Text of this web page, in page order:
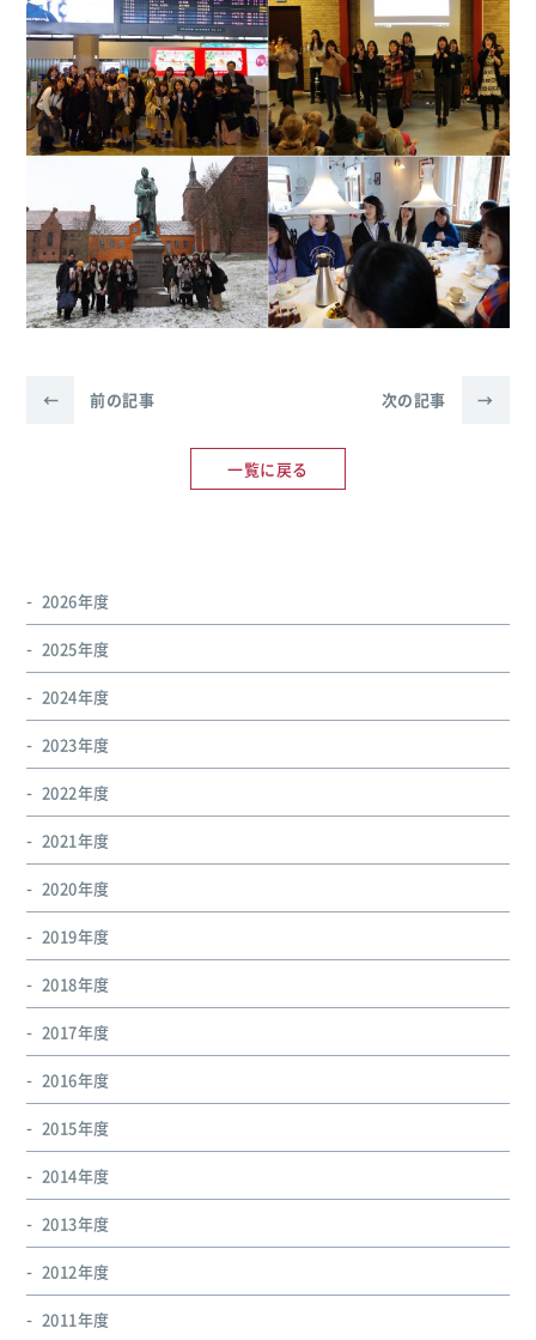
← 前の記事
一覧に戻る
次の記事 →
2026年度
2025年度
2024年度
2023年度
2022年度
2021年度
2020年度
2019年度
2018年度
2017年度
2016年度
2015年度
2014年度
2013年度
2012年度
2011年度